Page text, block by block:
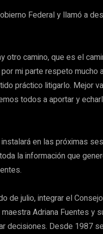
Federal y llamó a
otro camino, que es el
mi parte respeto mucho
práctico litigarlo. Mejor
todos a aportar y
en las próximas
la información que
de julio, integrar el
Adriana Fuentes y
decisiones. Desde 1987